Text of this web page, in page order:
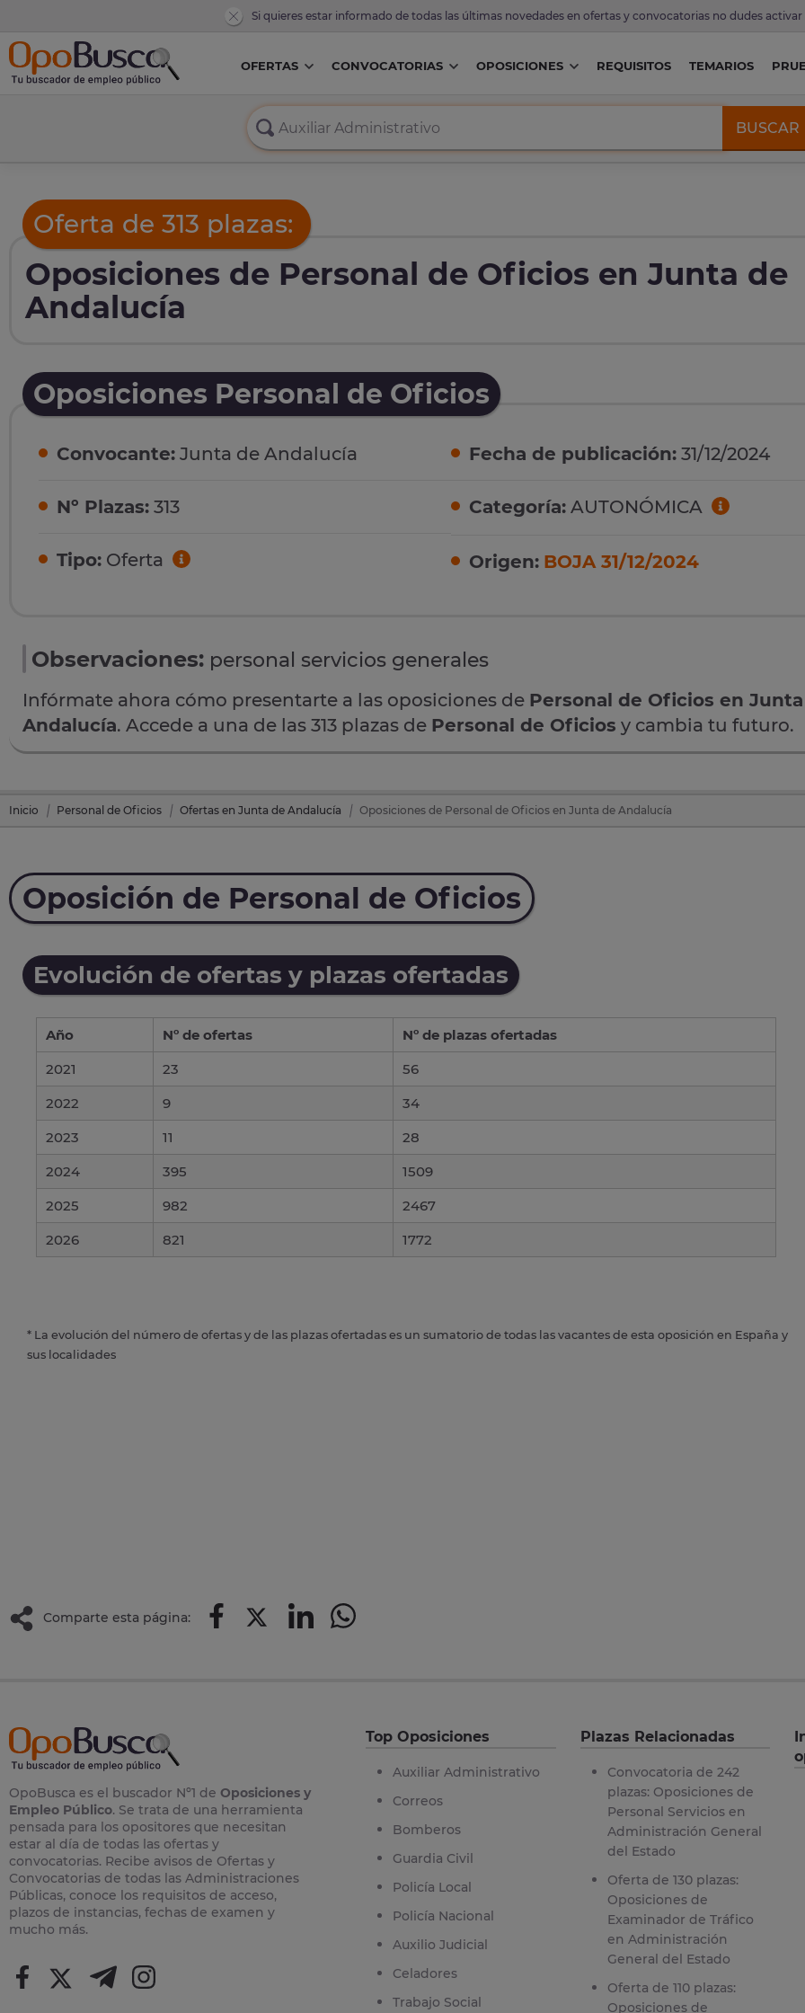
Si quieres estar informado de todas las últimas novedades en ofertas y convocatorias no dudes activar
OFERTAS CONVOCATORIAS OPOSICIONES REQUISITOS TEMARIOS
BUSCAR
Oferta de 313 plazas:
Oposiciones de Personal de Oficios en Junta de
Andalucía
Oposiciones Personal de Oficios
Convocante: Junta de Andalucía
Nº Plazas: 313
Tipo: Oferta
Fecha de publicación: 31/12/2024
Categoría: AUTONÓMICA
Origen: BOJA 31/12/2024
Observaciones: personal servicios generales
Infórmate ahora cómo presentarte a las oposiciones de Personal de Oficios en
Andalucía. Accede a una de las 313 plazas de Personal de Oficios y cambia tu futuro.
Inicio Personal de Oficios Ofertas en Junta de Andalucía Oposiciones de Personal de Oficios en Junta de Andalucía
Oposición de Personal de Oficios
Evolución de ofertas y plazas ofertadas
Año Nº de ofertas
Nº de plazas ofertadas
2021
23
56
2022
9
34
2023
11
28
2024
395
1509
2025
982
2467
2026
821 1772
* La evolución del número de ofertas y de las plazas ofertadas es un sumatorio de todas las vacantes de esta oposición en España y
sus localidades
Comparte esta página:
OpoBusca es el buscador Nº1 de Oposiciones y
Empleo Público. Se trata de una herramienta
pensada para los opositores que necesitan
estar al día de todas las ofertas y
convocatorias. Recibe avisos de Ofertas y
Convocatorias de todas las Administraciones
Públicas, conoce los requisitos de acceso,
plazos de instancias, fechas de examen y
mucho más.
Top Oposiciones
Auxiliar Administrativo
Correos
Bomberos
Guardia Civil
Policía Local
Policía Nacional
Auxilio Judicial
Celadores
Trabajo Social
Plazas Relacionadas
Convocatoria de 242
plazas: Oposiciones de
Personal Servicios en
Administración General
del Estado
Oferta de 130 plazas:
Oposiciones de
Examinador de Tráfico
en Administración
General del Estado
Oferta de 110 plazas:
Oposiciones de